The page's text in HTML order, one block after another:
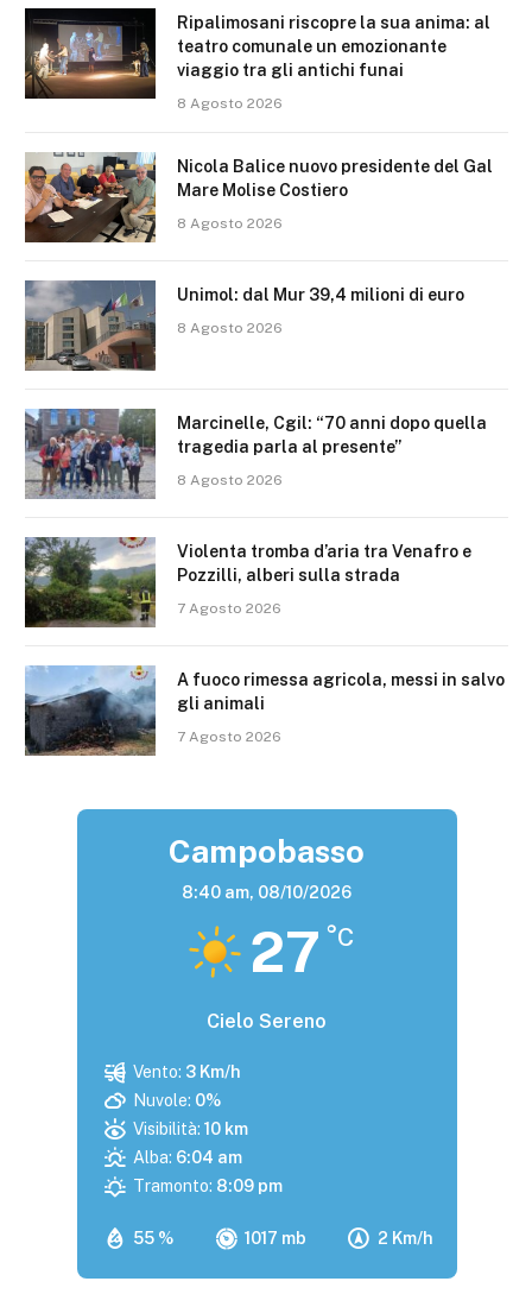
Ripalimosani riscopre la sua anima: al
teatro comunale un emozionante
viaggio tra gli antichi funai
8 Agosto 2026
Nicola Balice nuovo presidente del Gal
Mare Molise Costiero
8 Agosto 2026
Unimol: dal Mur 39,4 milioni di euro
8 Agosto 2026
Marcinelle, Cgil: “70 anni dopo quella
tragedia parla al presente”
8 Agosto 2026
Violenta tromba d’aria tra Venafro e
Pozzilli, alberi sulla strada
7 Agosto 2026
A fuoco rimessa agricola, messi in salvo
gli animali
7 Agosto 2026
Campobasso
8:40 am, 08/10/2026
27 °C
Cielo Sereno
55 % 1017 mb 2 Km/h
Vento: 3 Km/h
Nuvole: 0%
Visibilità: 10 km
Alba: 6:04 am
Tramonto: 8:09 pm